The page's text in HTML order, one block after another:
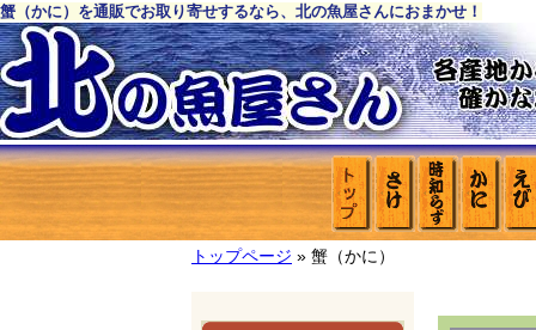
蟹（かに）を通販でお取り寄せするなら、北の魚屋さんにおまかせ！
トップページ » 蟹（かに）